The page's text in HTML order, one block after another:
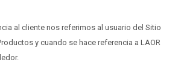
al cliente nos referimos al usuario del Sitio
y cuando se hace referencia a LAOR